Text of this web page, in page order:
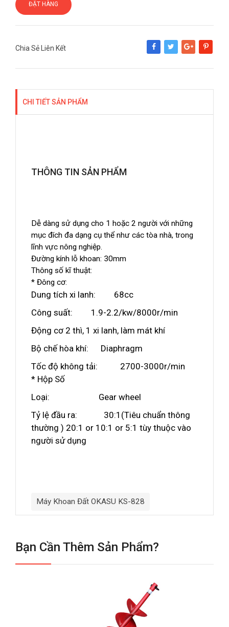
ĐẶT HÀNG
Chia Sẻ Liên Kết
Share Tweet Google+Pinterest
CHI TIẾT SẢN PHẨM
THÔNG TIN SẢN PHẨM
Dễ dàng sử dụng cho 1 hoặc 2 người với những
mục đích đa dạng cụ thể như các tòa nhà, trong
lĩnh vực nông nghiệp.
Đường kính lỗ khoan: 30mm
Thông số kĩ thuật:
* Đông cơ:
Dung tích xi lanh: 68cc
Công suất: 1.9-2.2/kw/8000r/min
Động cơ 2 thì, 1 xi lanh, làm mát khí
Bộ chế hòa khí: Diaphragm
Tốc độ không tải: 2700-3000r/min
* Hộp Số
Loại: Gear wheel
Tỷ lệ đầu ra: 30:1(Tiêu chuẩn thông
thường ) 20:1 or 10:1 or 5:1 tùy thuộc vào
người sử dụng
Máy Khoan Đất OKASU KS-828
Bạn Cần Thêm Sản Phẩm?